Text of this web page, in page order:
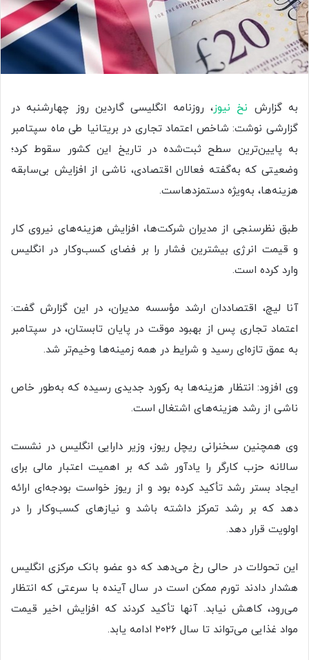
به گزارش نخ نیوز، روزنامه انگلیسی گاردین روز چهارشنبه در
گزارشی نوشت: شاخص اعتماد تجاری در بریتانیا طی ماه سپتامبر
به پایین‌ترین سطح ثبت‌شده در تاریخ این کشور سقوط کرد؛
وضعیتی که به‌گفته فعالان اقتصادی، ناشی از افزایش بی‌سابقه
هزینه‌ها، به‌ویژه دستمزدهاست.
طبق نظرسنجی از مدیران شرکت‌ها، افزایش هزینه‌های نیروی کار
و قیمت انرژی بیشترین فشار را بر فضای کسب‌وکار در انگلیس
وارد کرده است.
آنا لیچ، اقتصاددان ارشد مؤسسه مدیران، در این گزارش گفت:
اعتماد تجاری پس از بهبود موقت در پایان تابستان، در سپتامبر
به عمق تازه‌ای رسید و شرایط در همه زمینه‌ها وخیم‌تر شد.
وی افزود: انتظار هزینه‌ها به رکورد جدیدی رسیده که به‌طور خاص
ناشی از رشد هزینه‌های اشتغال است.
وی همچنین سخنرانی ریچل ریوز، وزیر دارایی انگلیس در نشست
سالانه حزب کارگر را یادآور شد که بر اهمیت اعتبار مالی برای
ایجاد بستر رشد تأکید کرده بود و از ریوز خواست بودجه‌ای ارائه
دهد که بر رشد تمرکز داشته باشد و نیازهای کسب‌وکار را در
اولویت قرار دهد.
این تحولات در حالی رخ می‌دهد که دو عضو بانک مرکزی انگلیس
هشدار دادند تورم ممکن است در سال آینده با سرعتی که انتظار
می‌رود، کاهش نیابد. آنها تأکید کردند که افزایش اخیر قیمت
مواد غذایی می‌تواند تا سال ۲۰۲۶ ادامه یابد.